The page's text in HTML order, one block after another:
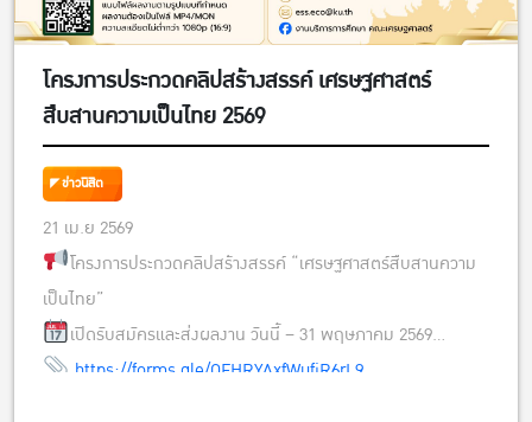
โครงการประกวดคลิปสร้างสรรค์ เศรษฐศาสตร์
สืบสานความเป็นไทย 2569
ข่าวนิสิต
21 เม.ย 2569
โครงการประกวดคลิปสร้างสรรค์ “เศรษฐศาสตร์สืบสานความ
เป็นไทย”
เปิดรับสมัครและส่งผลงาน วันนี้ – 31 พฤษภาคม 2569
https://forms.gle/QFHRYAxfWufjR6rL9